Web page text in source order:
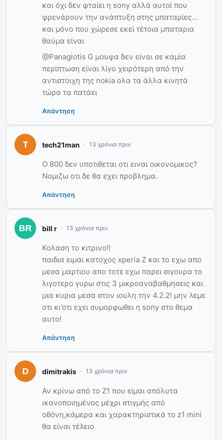
και όχι δεν φταίει η sony αλλά αυτοί που
φρενάρουν την ανάπτυξη στης μπαταρίες…
και μόνο που χώρεσε εκεί τέτοια μπαταρια
θαύμα είναι
@Panagiotis G μουφα δεν είναι σε καμία
περίπτωση είναι λίγο χειρότερη από την
αντιστοιχη της nokia ολα τα άλλα κινητά
τώρα τα πατάει
Απάντηση
tech21man 13 χρόνια πριν
O 800 δεν υποτιθεται οτι ειναι οικονομικος?
Νομιζω οτι δε θα εχει προβλημα.
Απάντηση
bill r 13 χρόνια πριν
Κολαση το κιτρινο!!
παιδια ειμαι κατοχος xperia Ζ και το εχω απο
μεσα μαρτιου απο τοτε εχω παρει σιγουρα το
λιγοτερο γυρω στις 3 μικροαναβαθμησεις και
μια κυρια μεσα στον ιουλη την 4.2.2! μην λεμε
οτι κι’οτι εχει συμορφωθει η sony στο θεμα
αυτο!
Απάντηση
dimitrakis 13 χρόνια πριν
Αν κρίνω από το Ζ1 που είμαι απόλυτα
ικανοποιημένος μέχρι στιγμής από
οθόνη,κάμερα και χαρακτηριστικά το z1 mini
θα είναι τέλειο